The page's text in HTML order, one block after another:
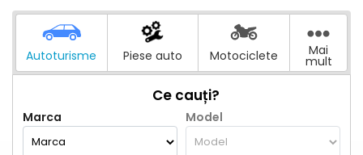
Autoturisme Piese auto Motociclete Mai
mult
Ce cauți?
Marca Model